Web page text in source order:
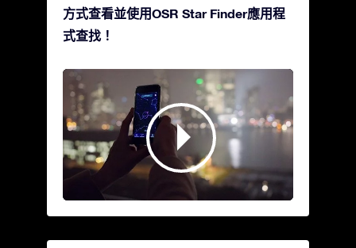
方式查看並使用OSR Star Finder應用程
式查找！